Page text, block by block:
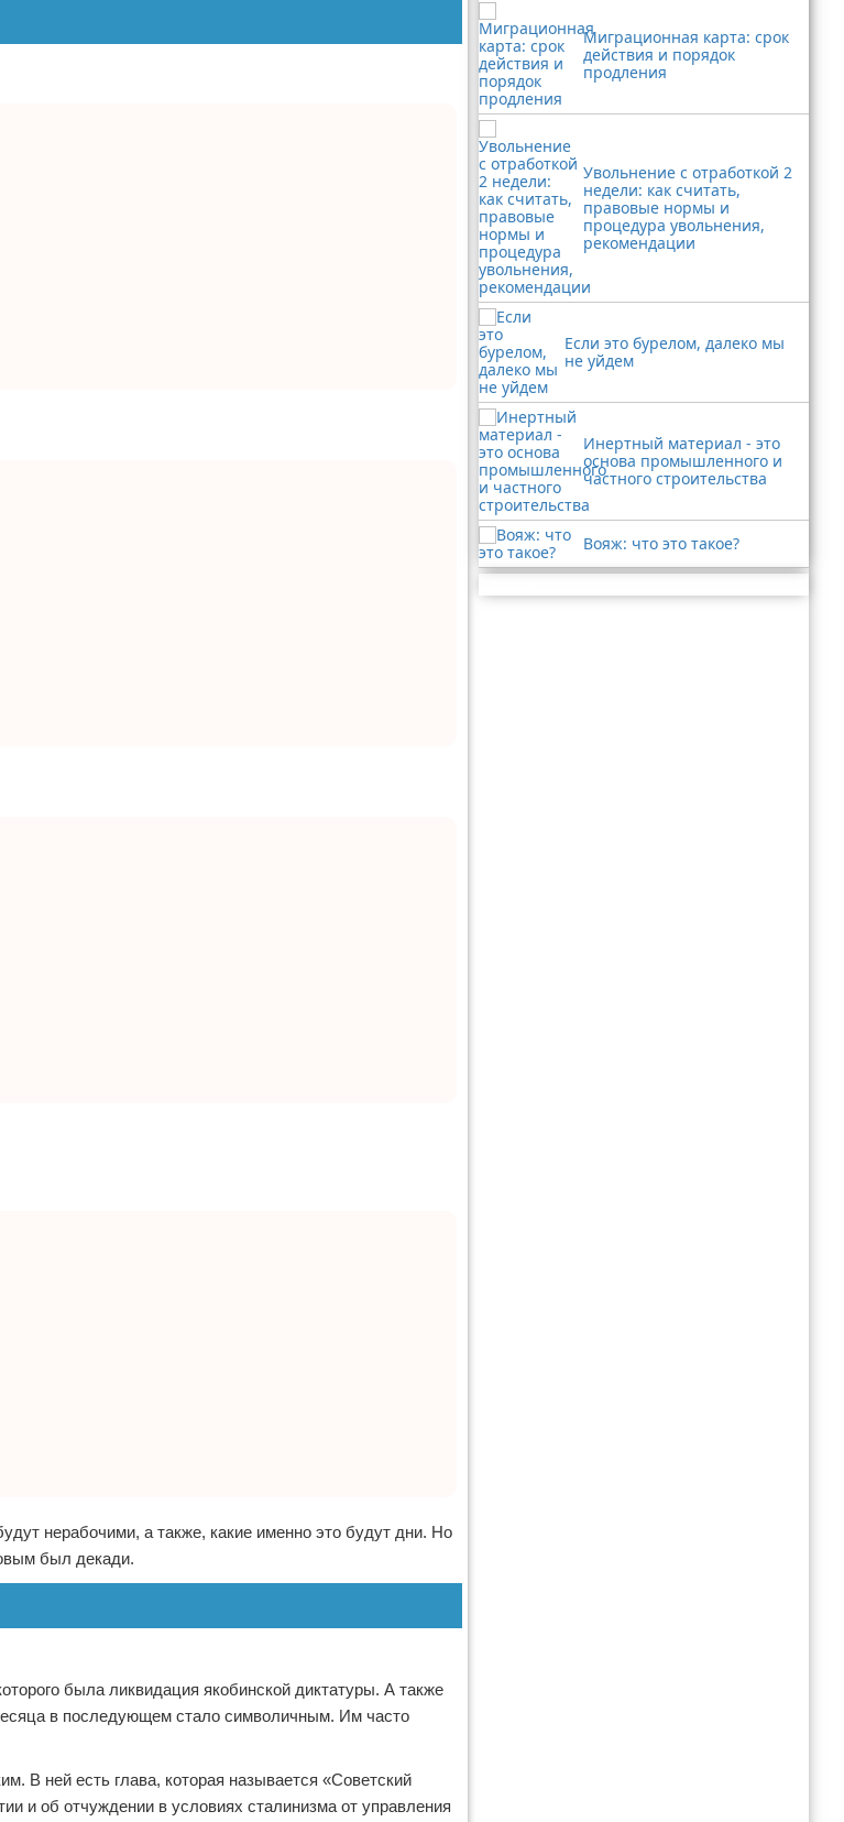
нерабочими, а также, какие именно это будут дни. Но
был декади.
была ликвидация якобинской диктатуры. А также
в последующем стало символичным. Им часто
В ней есть глава, которая называется «Советский
и об отчуждении в условиях сталинизма от управления
Миграционная карта: срок
действия и порядок
продления
Увольнение с отработкой 2
недели: как считать,
правовые нормы и
процедура увольнения,
рекомендации
Если это бурелом, далеко мы
не уйдем
Инертный материал - это
основа промышленного и
частного строительства
Вояж: что это такое?